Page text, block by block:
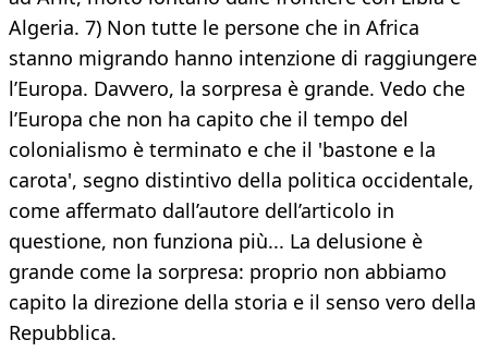
Algeria. 7) Non tutte le persone che in Africa
stanno migrando hanno intenzione di raggiungere
l’Europa. Davvero, la sorpresa è grande. Vedo che
l’Europa che non ha capito che il tempo del
colonialismo è terminato e che il 'bastone e la
carota', segno distintivo della politica occidentale,
come affermato dall’autore dell’articolo in
questione, non funziona più... La delusione è
grande come la sorpresa: proprio non abbiamo
capito la direzione della storia e il senso vero della
Repubblica.